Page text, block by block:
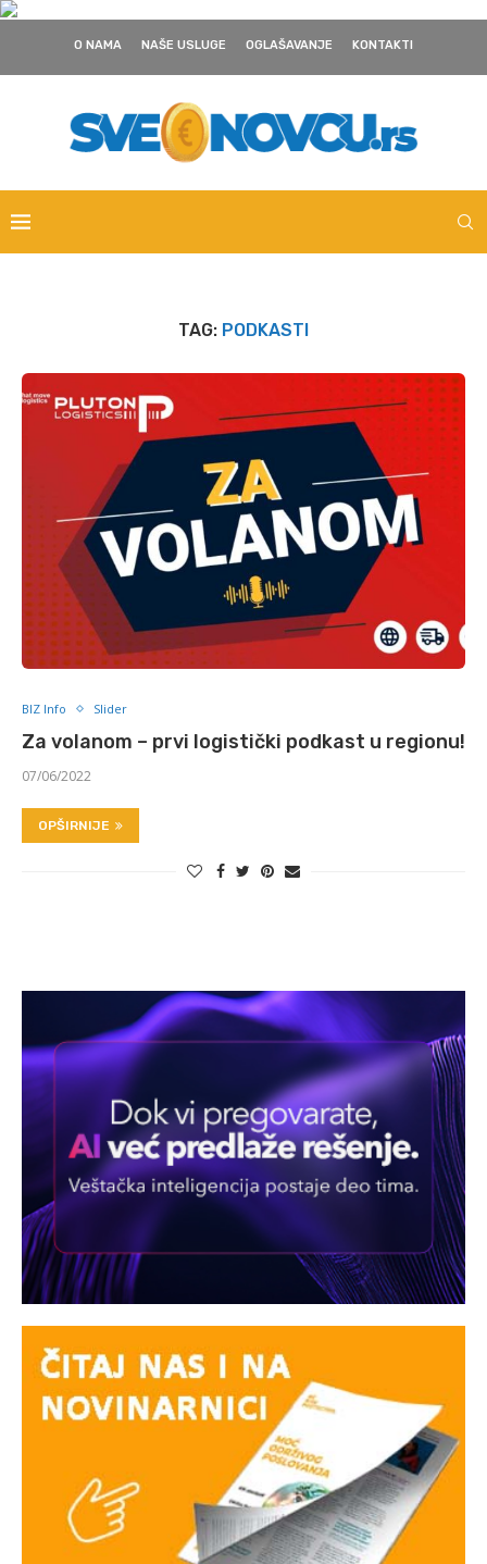
O NAMA NAŠE USLUGE OGLAŠAVANJE KONTAKTI
TAG: PODKASTI
BIZ Info Slider
Za volanom – prvi logistički podkast u regionu!
07/06/2022
OPŠIRNIJE